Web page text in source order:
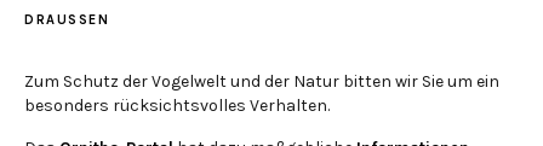
DRAUSSEN
Zum Schutz der Vogelwelt und der Natur bitten wir Sie um ein
besonders rücksichtsvolles Verhalten.